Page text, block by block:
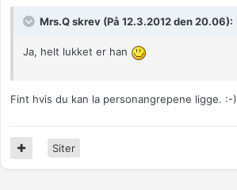
Mrs.Q skrev (På 12.3.2012 den 20.06):
Ja, helt lukket er han
Fint hvis du kan la personangrepene ligge. :-)
Siter